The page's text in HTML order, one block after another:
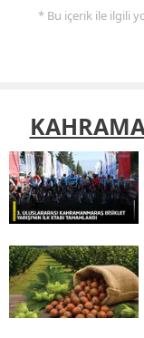
* Bu içerik ile ilgili